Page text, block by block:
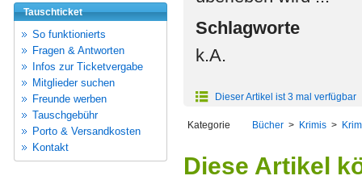
Tauschticket
So funktionierts
Fragen & Antworten
Infos zur Ticketvergabe
Mitglieder suchen
Freunde werben
Tauschgebühr
Porto & Versandkosten
Kontakt
Schlagworte
k.A.
Dieser Artikel ist 3 mal verfügbar
Kategorie Bücher > Krimis >
Diese Artikel